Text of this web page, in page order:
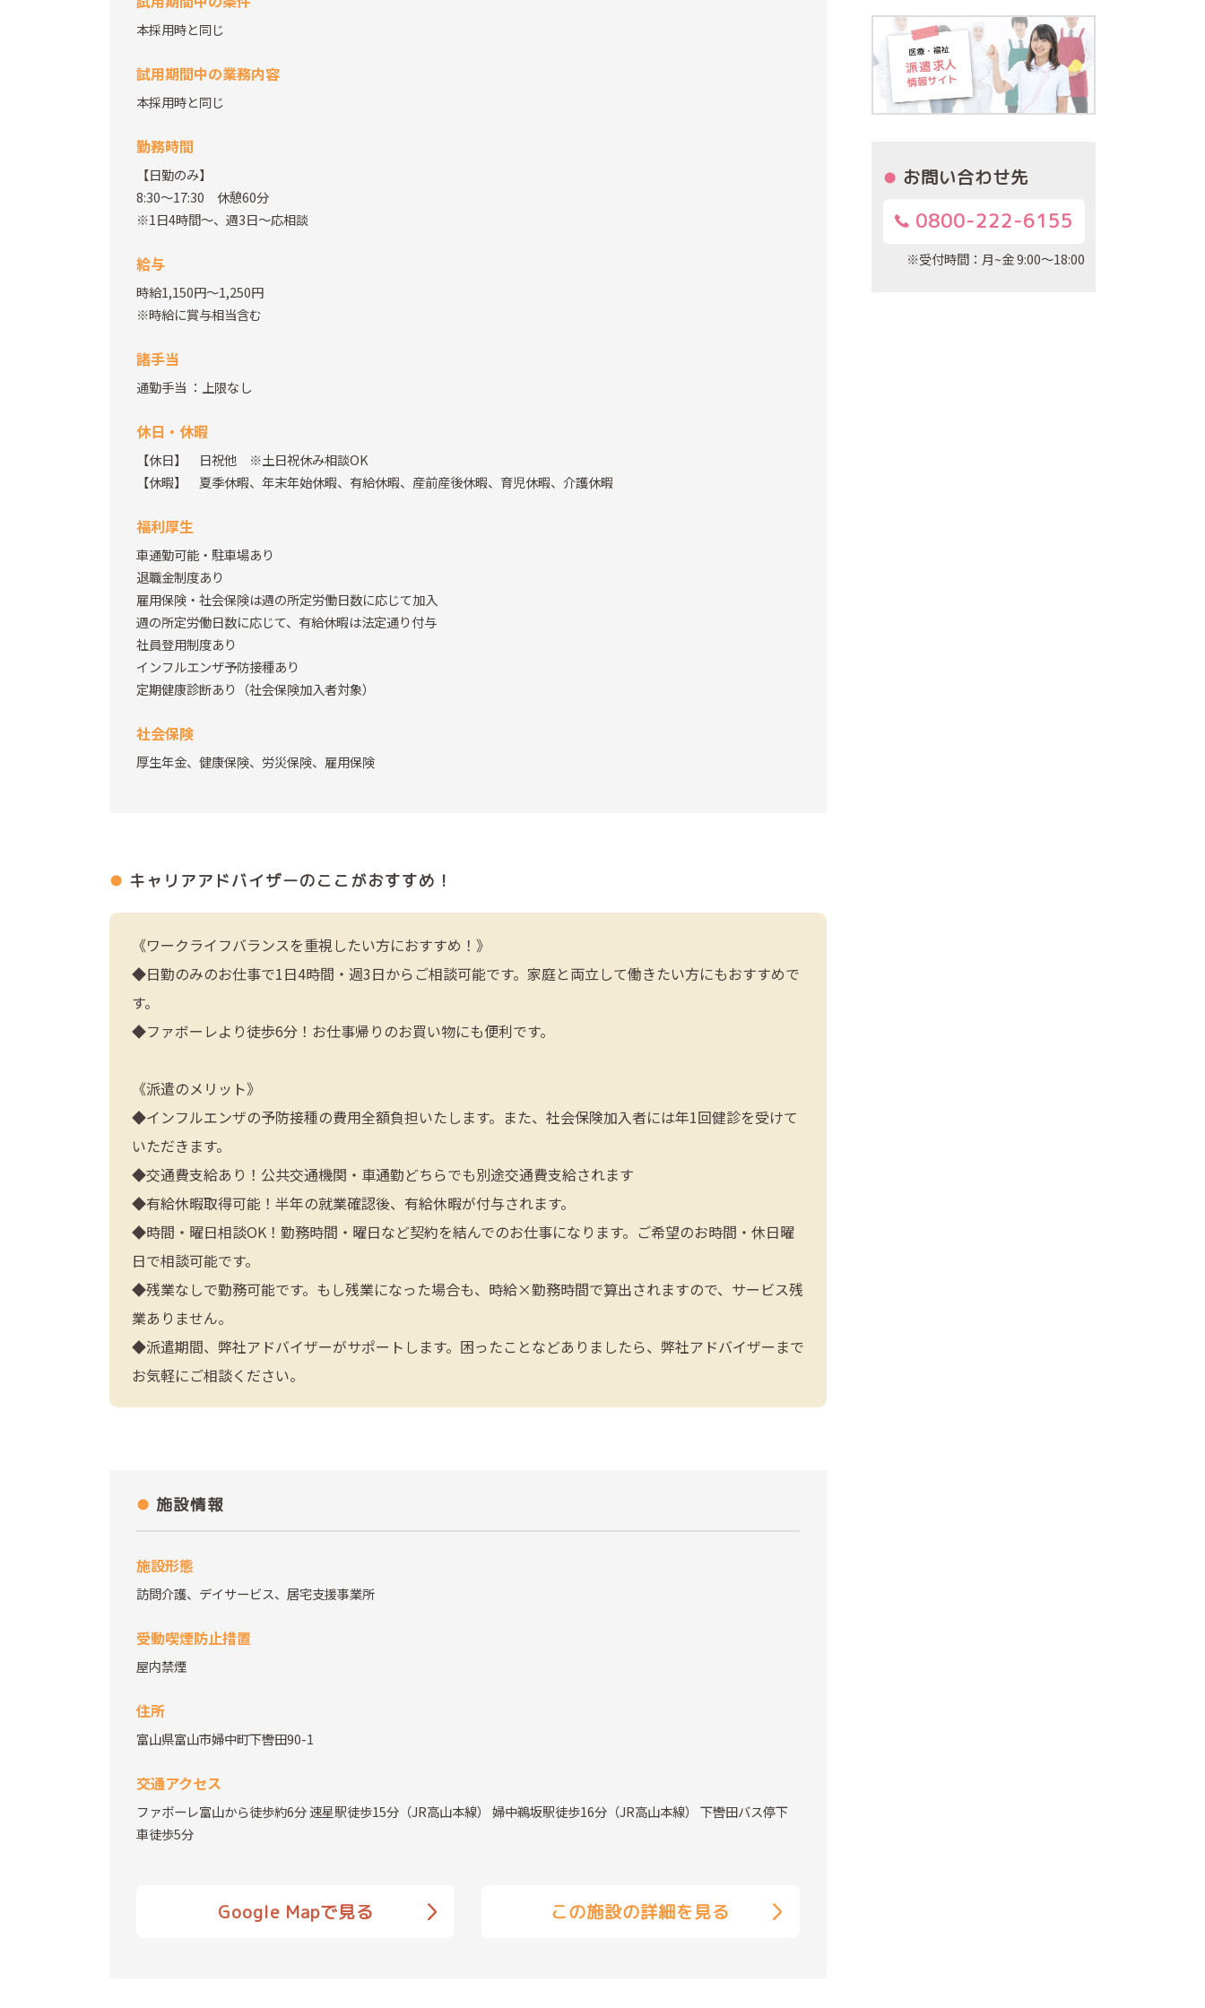
本採用時と同じ
試用期間中の業務内容
本採用時と同じ
勤務時間
【日勤のみ】
8:30～17:30 休憩60分
※1日4時間～、週3日～応相談
給与
時給1,150円～1,250円
※時給に賞与相当含む
諸手当
通勤手当 ：上限なし
休日・休暇
【休日】 日祝他 ※土日祝休み相談OK
【休暇】 夏季休暇、年末年始休暇、有給休暇、産前産後休暇、育児休暇、介護休暇
福利厚生
車通勤可能・駐車場あり
退職金制度あり
雇用保険・社会保険は週の所定労働日数に応じて加入
週の所定労働日数に応じて、有給休暇は法定通り付与
社員登用制度あり
インフルエンザ予防接種あり
定期健康診断あり（社会保険加入者対象）
社会保険
厚生年金、健康保険、労災保険、雇用保険
キャリアアドバイザーのここがおすすめ！
《ワークライフバランスを重視したい方におすすめ！》
◆日勤のみのお仕事で1日4時間・週3日からご相談可能です。家庭と両立して働きたい方にもおすすめで
す。
◆ファボーレより徒歩6分！お仕事帰りのお買い物にも便利です。
《派遣のメリット》
◆インフルエンザの予防接種の費用全額負担いたします。また、社会保険加入者には年1回健診を受けて
いただきます。
◆交通費支給あり！公共交通機関・車通勤どちらでも別途交通費支給されます
◆有給休暇取得可能！半年の就業確認後、有給休暇が付与されます。
◆時間・曜日相談OK！勤務時間・曜日など契約を結んでのお仕事になります。ご希望のお時間・休日曜
日で相談可能です。
◆残業なしで勤務可能です。もし残業になった場合も、時給×勤務時間で算出されますので、サービス残
業ありません。
◆派遣期間、弊社アドバイザーがサポートします。困ったことなどありましたら、弊社アドバイザーまで
お気軽にご相談ください。
施設情報
施設形態
訪問介護、デイサービス、居宅支援事業所
受動喫煙防止措置
屋内禁煙
住所
富山県富山市婦中町下轡田90-1
交通アクセス
ファボーレ富山から徒歩約6分 速星駅徒歩15分（JR高山本線） 婦中鵜坂駅徒歩16分（JR高山本線） 下轡田バス停下
車徒歩5分
Google Mapで見る この施設の詳細を見る
お問い合わせ先
0800-222-6155
※受付時間：月~金 9:00～18:00